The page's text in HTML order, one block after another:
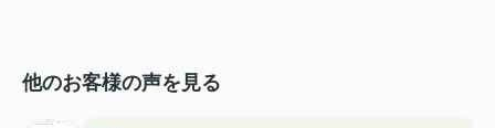
他のお客様の声を見る